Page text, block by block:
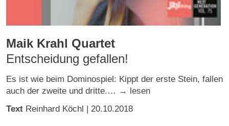
Maik Krahl Quartet
Entscheidung gefallen!
Es ist wie beim Dominospiel: Kippt der erste Stein, fallen
auch der zweite und dritte.… → lesen
Text Reinhard Köchl | 20.10.2018